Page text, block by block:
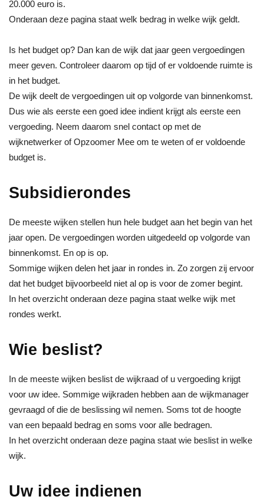
20.000 euro is.
Onderaan deze pagina staat welk bedrag in welke wijk geldt.
Is het budget op? Dan kan de wijk dat jaar geen vergoedingen
meer geven. Controleer daarom op tijd of er voldoende ruimte is
in het budget.
De wijk deelt de vergoedingen uit op volgorde van binnenkomst.
Dus wie als eerste een goed idee indient krijgt als eerste een
vergoeding. Neem daarom snel contact op met de
wijknetwerker of Opzoomer Mee om te weten of er voldoende
budget is.
Subsidierondes
De meeste wijken stellen hun hele budget aan het begin van het
jaar open. De vergoedingen worden uitgedeeld op volgorde van
binnenkomst. En op is op.
Sommige wijken delen het jaar in rondes in. Zo zorgen zij ervoor
dat het budget bijvoorbeeld niet al op is voor de zomer begint.
In het overzicht onderaan deze pagina staat welke wijk met
rondes werkt.
Wie beslist?
In de meeste wijken beslist de wijkraad of u vergoeding krijgt
voor uw idee. Sommige wijkraden hebben aan de wijkmanager
gevraagd of die de beslissing wil nemen. Soms tot de hoogte
van een bepaald bedrag en soms voor alle bedragen.
In het overzicht onderaan deze pagina staat wie beslist in welke
wijk.
Uw idee indienen